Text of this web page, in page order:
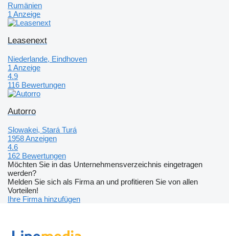
Rumänien
1 Anzeige
Leasenext
Niederlande, Eindhoven
1 Anzeige
4.9
116 Bewertungen
Autorro
Slowakei, Stará Turá
1958 Anzeigen
4.6
162 Bewertungen
Möchten Sie in das Unternehmensverzeichnis eingetragen
werden?
Melden Sie sich als Firma an und profitieren Sie von allen
Vorteilen!
Ihre Firma hinzufügen